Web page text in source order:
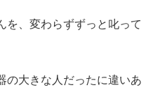
を、変わらずずっと叱って
の大きな人だったに違いあ